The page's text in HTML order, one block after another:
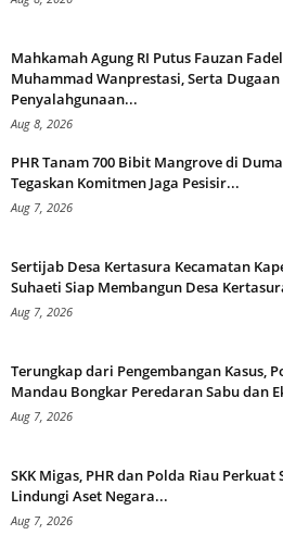
Mahkamah Agung RI Putus Fauzan Fadel
Muhammad Wanprestasi, Serta Dugaan
Penyalahgunaan...
Aug 8, 2026
PHR Tanam 700 Bibit Mangrove di
Tegaskan Komitmen Jaga Pesisir...
Aug 7, 2026
Sertijab Desa Kertasura Kecamatan
Suhaeti Siap Membangun Desa
Aug 7, 2026
Terungkap dari Pengembangan Kasus,
Mandau Bongkar Peredaran Sabu dan
Aug 7, 2026
SKK Migas, PHR dan Polda Riau Perkuat
Lindungi Aset Negara...
Aug 7, 2026